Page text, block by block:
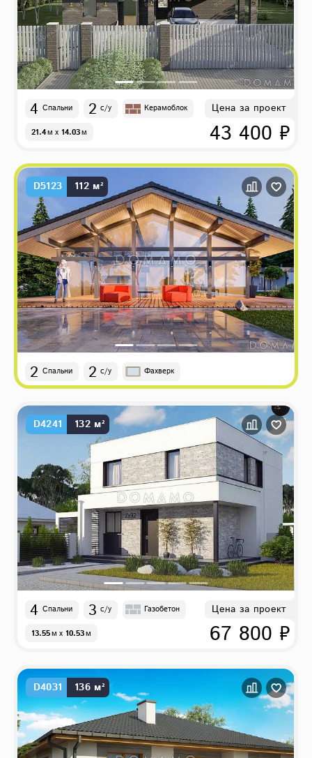
4 Спальни 2 с/у Керамоблок
21.4м x 14.03м
Цена за проект
43 400 ₽
D5123 112 м²
2 Спальни 2 с/у Фахверк
D4241 132 м²
4 Спальни 3 с/у Газобетон
13.55м x 10.53м
Цена за проект
67 800 ₽
D4031 136 м²